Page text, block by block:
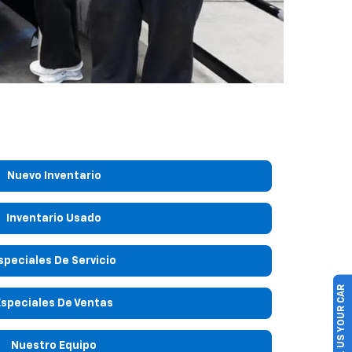
Nuevo Inventario
Inventario Usado
De Servicio
De Ventas
Nuestro Equipo SELL US YOUR CAR